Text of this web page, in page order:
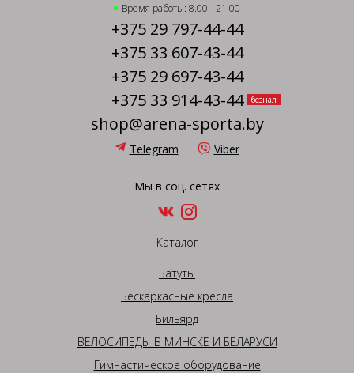
Время работы: 8.00 - 21.00
+375 29 797-44-44
+375 33 607-43-44
+375 29 697-43-44
+375 33 914-43-44
безнал
shop@arena-sporta.by
Telegram Viber
Мы в соц. сетях
Каталог
Батуты
Бескаркасные кресла
Бильярд
ВЕЛОСИПЕДЫ В МИНСКЕ И БЕЛАРУСИ
Гимнастическое оборудование